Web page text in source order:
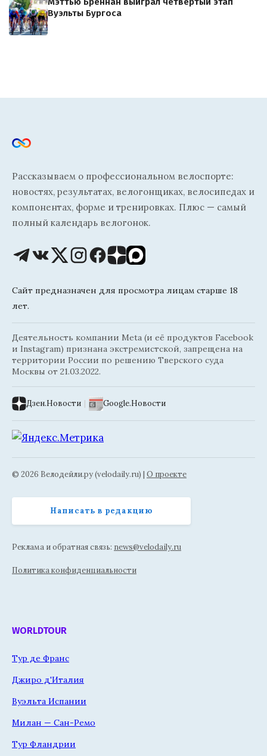
Вуэльты Бургоса
Рассказываем о профессиональном велоспорте:
новостях, результатах, велогонщиках, велосипедах и
компонентах, форме и тренировках. Плюс — самый
полный календарь велогонок.
Сайт предназначен для просмотра лицам старше 18
лет.
Деятельность компании Meta (и её продуктов Facebook
и Instagram) признана экстремистской, запрещена на
территории России по решению Тверского суда
Москвы от 21.03.2022.
Дзен.Новости | Google.Новости
© 2026 Велодейли.ру (velodaily.ru) | О проекте
Написать в редакцию
Реклама и обратная связь: news@velodaily.ru
Политика конфиденциальности
WORLDTOUR
Тур де Франс
Джиро д'Италия
Вуэльта Испании
Милан — Сан-Ремо
Тур Фландрии